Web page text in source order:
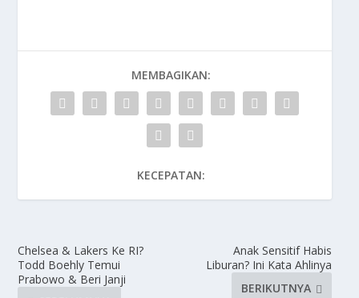
MEMBAGIKAN:
KECEPATAN:
Chelsea & Lakers Ke RI?
Todd Boehly Temui
Prabowo & Beri Janji
Anak Sensitif Habis
Liburan? Ini Kata Ahlinya
BERIKUTNYA